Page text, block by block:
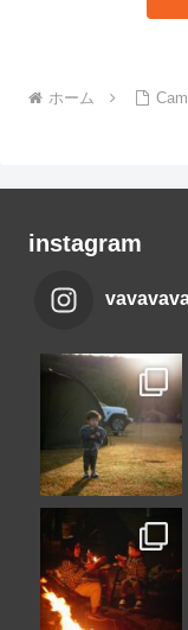
ホーム
instagram